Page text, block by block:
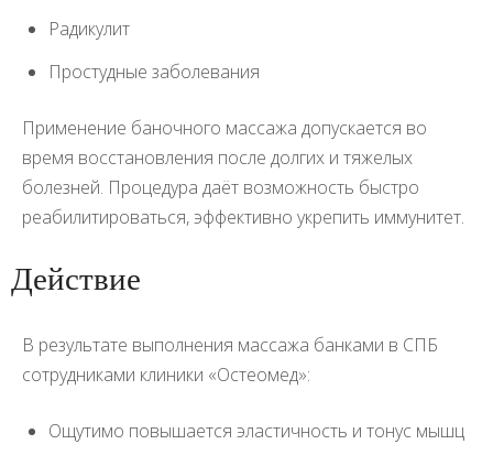
Радикулит
Простудные заболевания
Применение баночного массажа допускается во
время восстановления после долгих и тяжелых
болезней. Процедура даёт возможность быстро
реабилитироваться, эффективно укрепить иммунитет.
Действие
В результате выполнения массажа банками в СПБ
сотрудниками клиники «Остеомед»:
Ощутимо повышается эластичность и тонус мышц